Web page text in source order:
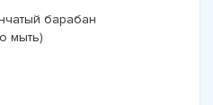
барабан
мыть)